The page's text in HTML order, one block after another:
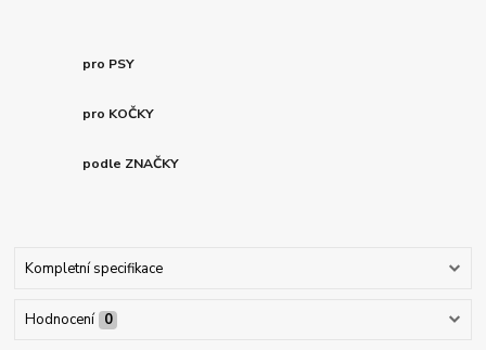
pro PSY
pro KOČKY
podle ZNAČKY
Kompletní specifikace
Hodnocení 0